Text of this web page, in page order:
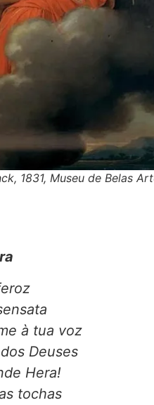
1831, Museu de Belas
à tua voz
Deuses
Hera!
tochas